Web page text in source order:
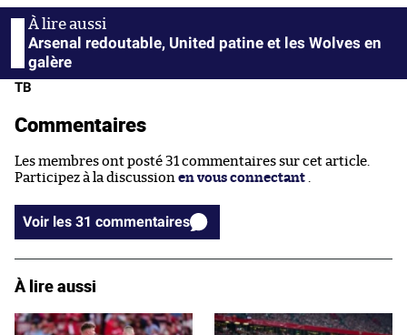
Arsenal redoutable, United patine et les Wolves en
galère
TB
Commentaires
Les membres ont posté 31 commentaires sur cet article.
Participez à la discussion en vous connectant .
Voir les 31 commentaires
À lire aussi